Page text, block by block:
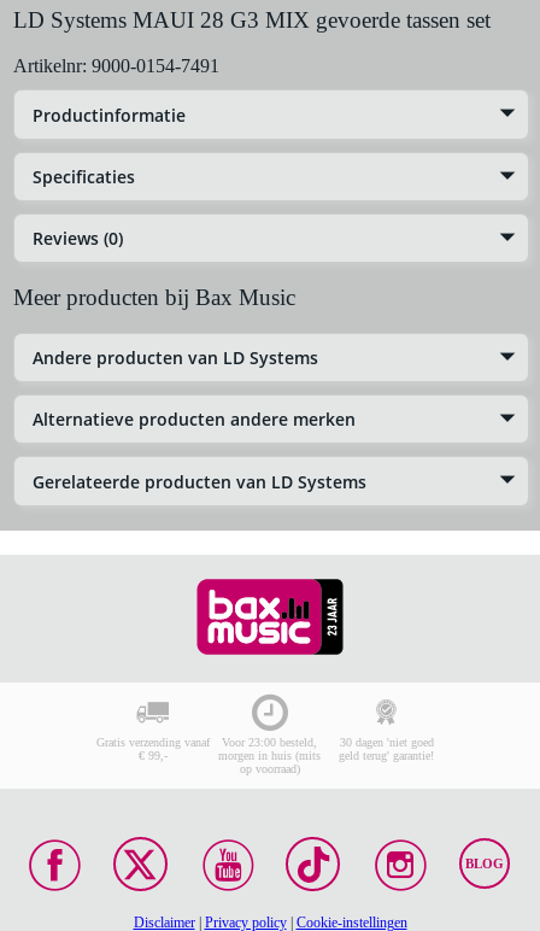
LD Systems MAUI 28 G3 MIX gevoerde tassen set
Artikelnr: 9000-0154-7491
Productinformatie
Specificaties
Reviews (0)
Meer producten bij Bax Music
Andere producten van LD Systems
Alternatieve producten andere merken
Gerelateerde producten van LD Systems
Gratis verzending vanaf
€ 99,-
Voor 23:00 besteld,
morgen in huis (mits
op voorraad)
30 dagen 'niet goed
geld terug' garantie!
BLOG
Disclaimer| Privacy policy| Cookie-instellingen